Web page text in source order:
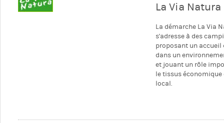
La Via Natura
La démarche La Via
s'adresse à des
proposant un accueil
dans un
et jouant un rôle
le tissus
local.